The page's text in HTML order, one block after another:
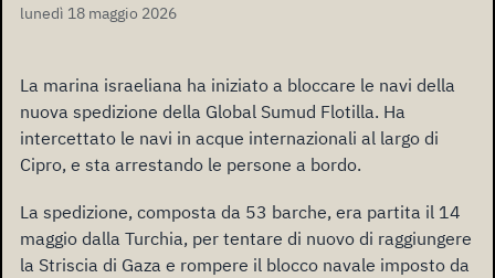
lunedì 18 maggio 2026
La marina israeliana ha iniziato a bloccare le navi della
nuova spedizione della Global Sumud Flotilla. Ha
intercettato le navi in acque internazionali al largo di
Cipro, e sta arrestando le persone a bordo.
La spedizione, composta da 53 barche, era partita il 14
maggio dalla Turchia, per tentare di nuovo di raggiungere
la Striscia di Gaza e rompere il blocco navale imposto da